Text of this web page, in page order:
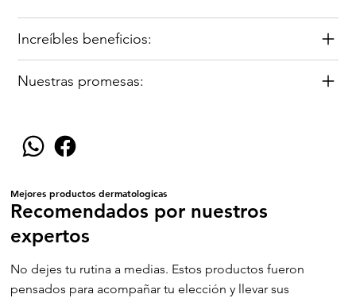
Increíbles beneficios:
Nuestras promesas:
Mejores productos dermatologicas
Recomendados por nuestros
expertos
No dejes tu rutina a medias. Estos productos fueron
pensados para acompañar tu elección y llevar sus